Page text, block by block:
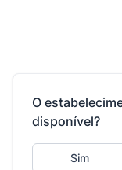
O
disponível?
Sim